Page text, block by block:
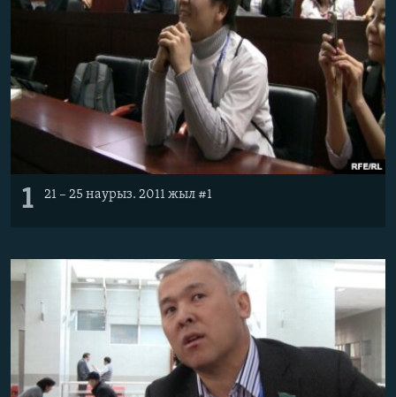
ЖАЗЫЛЫҢЫЗ
Басқа тілдерде
1 21 – 25 наурыз. 2011 жыл #1